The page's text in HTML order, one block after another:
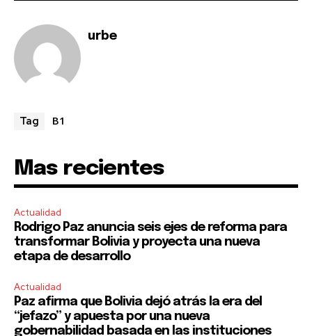
urbe
Tag B1
Mas recientes
Actualidad
Rodrigo Paz anuncia seis ejes de reforma para
transformar Bolivia y proyecta una nueva
etapa de desarrollo
Actualidad
Paz afirma que Bolivia dejó atrás la era del
“jefazo” y apuesta por una nueva
gobernabilidad basada en las instituciones